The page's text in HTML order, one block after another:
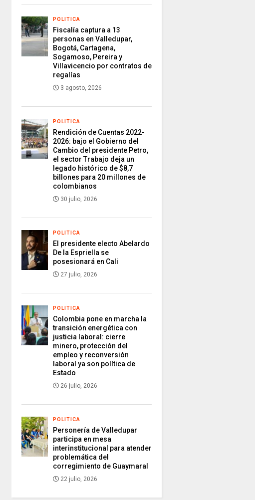
POLITICA
Fiscalía captura a 13
personas en Valledupar,
Bogotá, Cartagena,
Sogamoso, Pereira y
Villavicencio por contratos de
regalías
3 agosto, 2026
POLITICA
Rendición de Cuentas 2022-
2026: bajo el Gobierno del
Cambio del presidente Petro,
el sector Trabajo deja un
legado histórico de $8,7
billones para 20 millones de
colombianos
30 julio, 2026
POLITICA
El presidente electo Abelardo
De la Espriella se
posesionará en Cali
27 julio, 2026
POLITICA
Colombia pone en marcha la
transición energética con
justicia laboral: cierre
minero, protección del
empleo y reconversión
laboral ya son política de
Estado
26 julio, 2026
POLITICA
Personería de Valledupar
participa en mesa
interinstitucional para atender
problemática del
corregimiento de Guaymaral
22 julio, 2026